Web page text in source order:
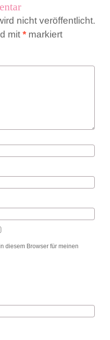
nicht veröffentlicht.
mit *markiert
diesem Browser für meinen